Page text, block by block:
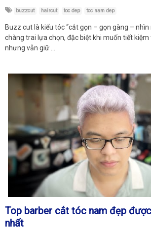
buzzcut haircut toc dep toc nam dep
Buzz cut là kiểu tóc “cắt gọn – gọn gàng –
chàng trai lựa chọn, đặc biệt khi muốn tiết
nhưng vẫn giữ …
Top barber cắt tóc nam đẹp
nhất